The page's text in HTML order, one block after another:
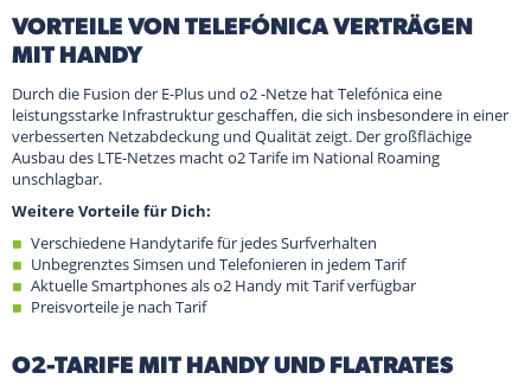
VORTEILE VON TELEFÓNICA VERTRÄGEN
MIT HANDY
Durch die Fusion der E-Plus und o2 -Netze hat Telefónica eine
leistungsstarke Infrastruktur geschaffen, die sich insbesondere in einer
verbesserten Netzabdeckung und Qualität zeigt. Der großflächige
Ausbau des LTE-Netzes macht o2 Tarife im National Roaming
unschlagbar.
Weitere Vorteile für Dich:
Verschiedene Handytarife für jedes Surfverhalten
Unbegrenztes Simsen und Telefonieren in jedem Tarif
Aktuelle Smartphones als o2 Handy mit Tarif verfügbar
Preisvorteile je nach Tarif
O2-TARIFE MIT HANDY UND FLATRATES